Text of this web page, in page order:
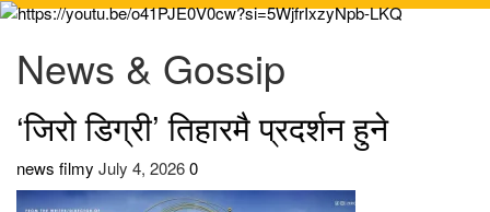
News & Gossip
‘जिरो डिग्री’ तिहारमै प्रदर्शन हुने
news filmy July 4, 20260